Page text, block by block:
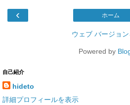
‹ ホーム
ウェブ バージョ
Powered by
自己紹介
hideto
詳細プロフィールを表示